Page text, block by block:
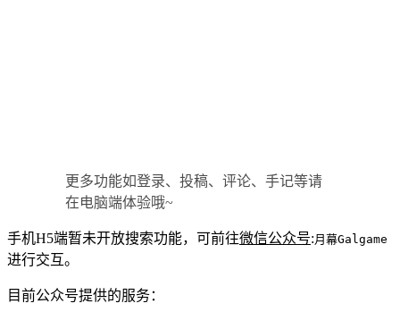
更多功能如登录、投稿、评论、手记等请
在电脑端体验哦~
手机H5端暂未开放搜索功能，可前往微信公众号:月幕Galgame
进行交互。
目前公众号提供的服务：